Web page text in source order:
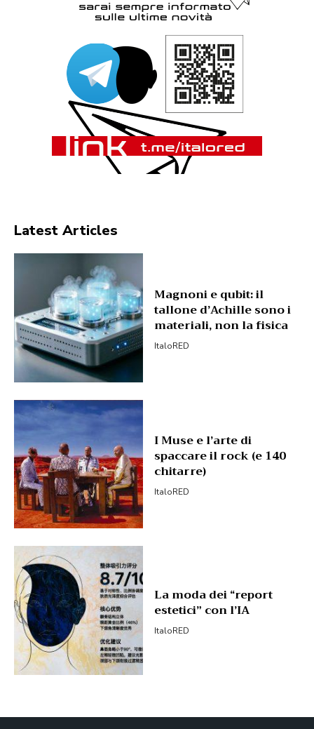
Latest Articles
Magnoni e qubit: il
tallone d’Achille sono i
materiali, non la fisica
ItaloRED
I Muse e l’arte di
spaccare il rock (e 140
chitarre)
ItaloRED
La moda dei “report
estetici” con l’IA
ItaloRED